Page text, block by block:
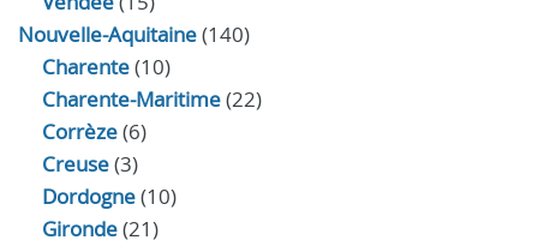
Nouvelle-Aquitaine(140)
Charente(10)
Charente-Maritime(22)
Corrèze(6)
Creuse(3)
Dordogne(10)
Gironde(21)